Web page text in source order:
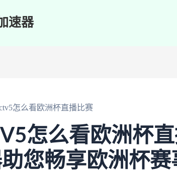
速器
怎么看欧洲杯直播比赛
怎么看欧洲杯直
您畅享欧洲杯赛